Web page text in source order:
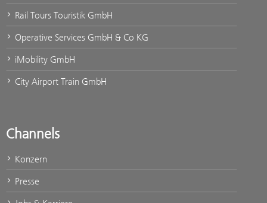
Rail Tours Touristik GmbH
Operative Services GmbH & Co KG
iMobility GmbH
City Airport Train GmbH
Channels
Konzern
Presse